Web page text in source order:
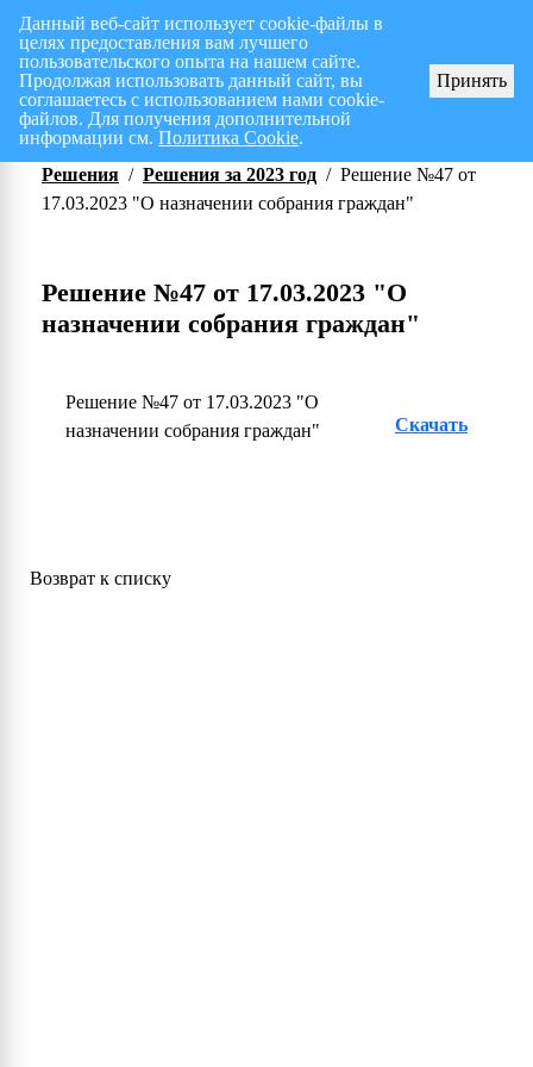
Перспективный план работ на I полугодие 2026 г.
Решения / Решения за 2023 год / Решение №47 от
17.03.2023 "О назначении собрания граждан"
Решение №47 от 17.03.2023 "О
назначении собрания граждан"
Решение №47 от 17.03.2023 "О
назначении собрания граждан"
Скачать
Возврат к списку
Данный веб-сайт использует cookie-файлы в
целях предоставления вам лучшего
пользовательского опыта на нашем сайте.
Продолжая использовать данный сайт, вы
соглашаетесь с использованием нами cookie-
файлов. Для получения дополнительной
информации см.Политика Cookie.
Принять